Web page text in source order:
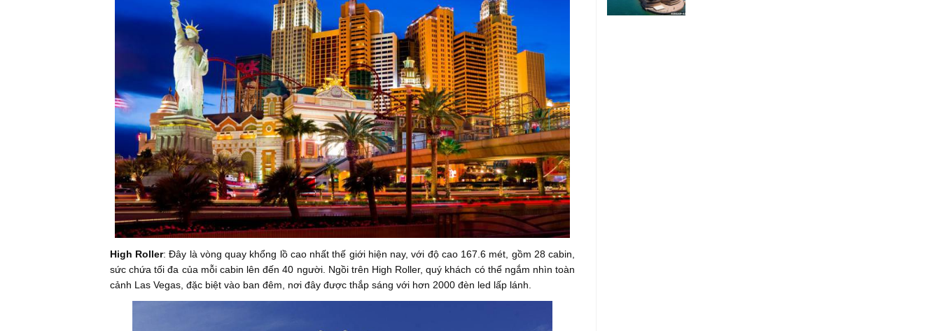
High Roller: Đây là vòng quay khổng lồ cao nhất thế giới hiện nay, với độ cao 167.6 mét, gồm 28 cabin,
sức chứa tối đa của mỗi cabin lên đến 40 người. Ngồi trên High Roller, quý khách có thể ngắm nhìn toàn
cảnh Las Vegas, đặc biệt vào ban đêm, nơi đây được thắp sáng với hơn 2000 đèn led lấp lánh.